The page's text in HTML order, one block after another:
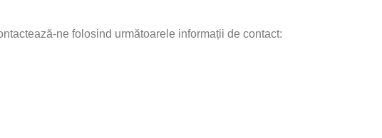
ne folosind următoarele informații de contact: